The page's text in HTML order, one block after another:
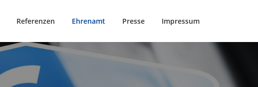
Referenzen Ehrenamt Presse Impressum